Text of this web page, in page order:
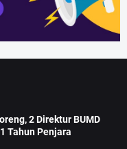
2 Direktur BUMD
Tahun Penjara